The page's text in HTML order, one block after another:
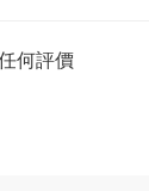
何評價